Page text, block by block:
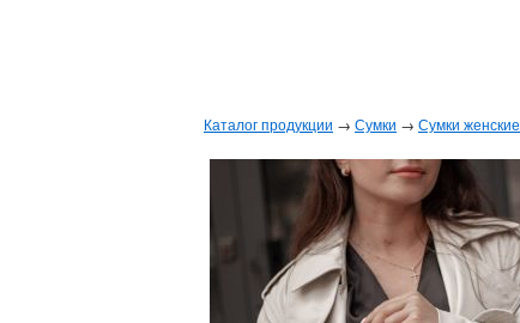
Каталог продукции → Сумки → Сумки женские